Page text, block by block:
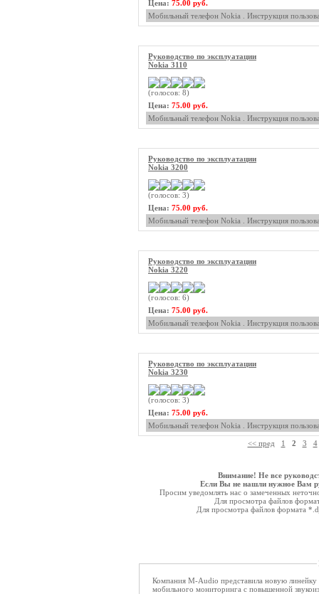
Цена: 75.00 руб.
Мобильный телефон Nokia . Инструкция
Руководство по эксплуатации
Nokia 3110
(голосов: 8)
Цена: 75.00 руб.
Мобильный телефон Nokia . Инструкция
Руководство по эксплуатации
Nokia 3200
(голосов: 3)
Цена: 75.00 руб.
Мобильный телефон Nokia . Инструкция
Руководство по эксплуатации
Nokia 3220
(голосов: 6)
Цена: 75.00 руб.
Мобильный телефон Nokia . Инструкция
Руководство по эксплуатации
Nokia 3230
(голосов: 3)
Цена: 75.00 руб.
Мобильный телефон Nokia . Инструкция
<< пред 1 2 3 4
Внимание! Не все
Если Вы не нашли нужное Вам
Просим уведомлять нас о замеченных
Для просмотра файлов
Для просмотра файлов формата
Компания M-Audio представила новую
мобильного мониторинга с повышенной